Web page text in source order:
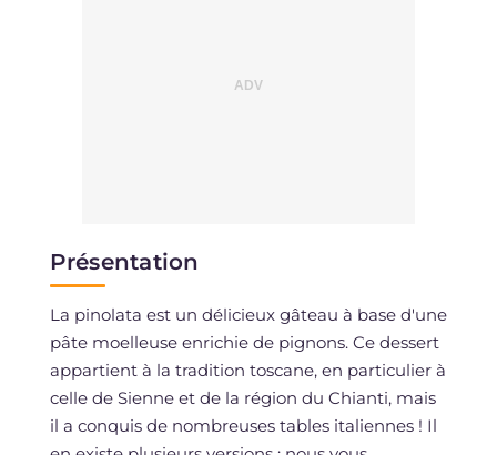
Présentation
La pinolata est un délicieux gâteau à base d'une
pâte moelleuse enrichie de pignons. Ce dessert
appartient à la tradition toscane, en particulier à
celle de Sienne et de la région du Chianti, mais
il a conquis de nombreuses tables italiennes ! Il